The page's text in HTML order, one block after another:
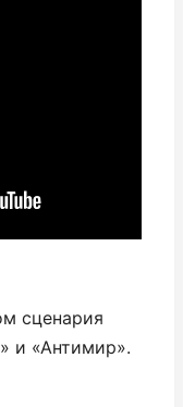
сценария
и «Антимир».